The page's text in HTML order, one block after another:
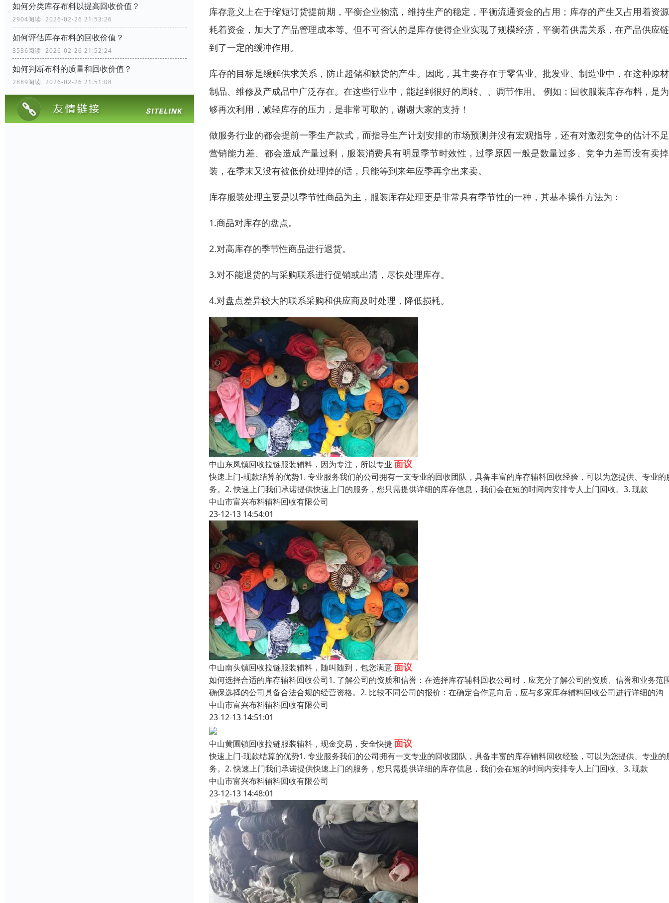
如何分类库存布料以提高回收价值？
2904阅读 2026-02-26 21:53:26
如何评估库存布料的回收价值？
3536阅读 2026-02-26 21:52:24
如何判断布料的质量和回收价值？
2889阅读 2026-02-26 21:51:08
库存意义上在于缩短订货提前期，平衡企业物流，维持生产的稳定，平衡流通资金的占用；库存的产生又占用着资
耗着资金，加大了产品管理成本等。但不可否认的是库存使得企业实现了规模经济，平衡着供需关系，在产品供应
到了一定的缓冲作用。
库存的目标是缓解供求关系，防止超储和缺货的产生。因此，其主要存在于零售业、批发业、制造业中，在这种原
制品、维修及产成品中广泛存在。在这些行业中，能起到很好的周转、、调节作用。 例如：回收服装库存布料，是
够再次利用，减轻库存的压力，是非常可取的，谢谢大家的支持！
做服务行业的都会提前一季生产款式，而指导生产计划安排的市场预测并没有宏观指导，还有对激烈竞争的估计不
营销能力差、都会造成产量过剩，服装消费具有明显季节时效性，过季原因一般是数量过多、竞争力差而没有卖
装，在季末又没有被低价处理掉的话，只能等到来年应季再拿出来卖。
库存服装处理主要是以季节性商品为主，服装库存处理更是非常具有季节性的一种，其基本操作方法为：
1.商品对库存的盘点。
2.对高库存的季节性商品进行退货。
3.对不能退货的与采购联系进行促销或出清，尽快处理库存。
4.对盘点差异较大的联系采购和供应商及时处理，降低损耗。
中山东凤镇回收拉链服装辅料，因为专注，所以专业 面议
快速上门-现款结算的优势1. 专业服务我们的公司拥有一支专业的回收团队，具备丰富的库存辅料回收经验，可以为您提供、专业的
务。2. 快速上门我们承诺提供快速上门的服务，您只需提供详细的库存信息，我们会在短的时间内安排专人上门回收。3. 现款
中山市富兴布料辅料回收有限公司
23-12-13 14:54:01
中山南头镇回收拉链服装辅料，随叫随到，包您满意面议
如何选择合适的库存辅料回收公司1. 了解公司的资质和信誉：在选择库存辅料回收公司时，应充分了解公司的资质、信誉和业务范
确保选择的公司具备合法合规的经营资格。2. 比较不同公司的报价：在确定合作意向后，应与多家库存辅料回收公司进行详细的沟
中山市富兴布料辅料回收有限公司
23-12-13 14:51:01
中山黄圃镇回收拉链服装辅料，现金交易，安全快捷 面议
快速上门-现款结算的优势1. 专业服务我们的公司拥有一支专业的回收团队，具备丰富的库存辅料回收经验，可以为您提供、专业的
务。2. 快速上门我们承诺提供快速上门的服务，您只需提供详细的库存信息，我们会在短的时间内安排专人上门回收。3. 现款
中山市富兴布料辅料回收有限公司
23-12-13 14:48:01